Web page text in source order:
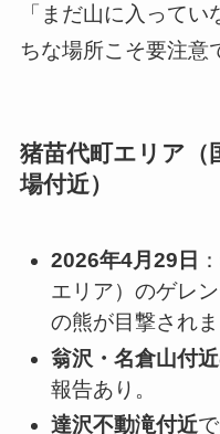
「まだ山に入って
ちな場所こそ要注意
猪苗代町エリア（
場付近）
2026年4月29日
エリア）のゲレ
の熊が目撃されま
翁沢・名倉山付近
報告あり。
達沢不動滝付近